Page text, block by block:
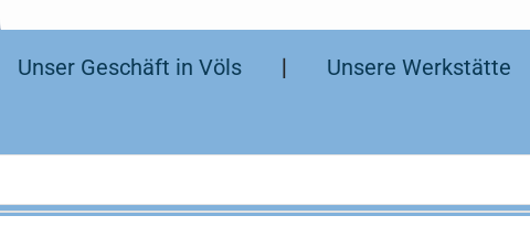
Unser Geschäft in Völs ❘ Unsere Werkstätte